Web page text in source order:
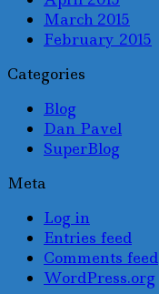
March 2015
February 2015
Categories
Blog
Dan Pavel
SuperBlog
Meta
Log in
Entries feed
Comments feed
WordPress.org